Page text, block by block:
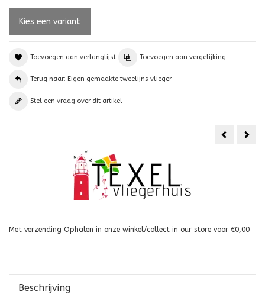
Toevoegen aan verlanglijst Toevoegen aan vergelijking
Terug naar: Eigen gemaakte tweelijns vlieger
Stel een vraag over dit artikel
Silent
Met verzending Ophalen in onze winkel/collect in our store voor €0,00
Beschrijving